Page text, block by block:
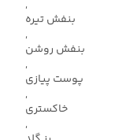
,
بنفش تیره
,
بنفش روشن
,
پوست پیازی
,
خاکستری
,